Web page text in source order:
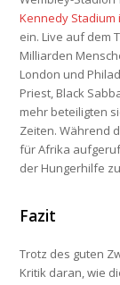
Kennedy Stadium
ein. Live auf dem
Milliarden
London und
Priest, Black
mehr beteiligten
Zeiten. Während
für Afrika
der Hungerhilfe
Fazit
Trotz des guten
Kritik daran, wie